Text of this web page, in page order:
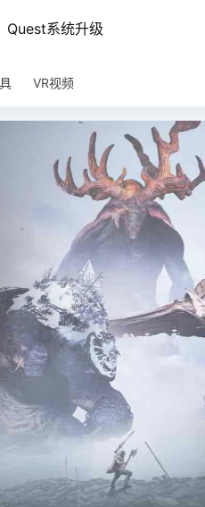
Quest系统升级
VR视频